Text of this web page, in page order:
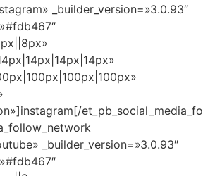
_builder_version=»3.0.93″
_builder_version=»3.0.93″